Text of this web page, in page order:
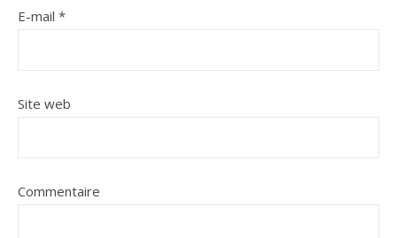
E-mail *
Site web
Commentaire